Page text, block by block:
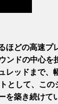
どの高速
ドの中心
ッドまで
して、こ
築き続けて